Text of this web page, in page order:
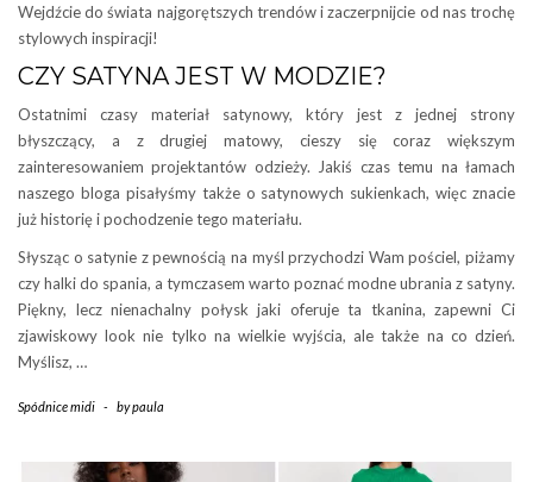
Wejdźcie do świata najgorętszych trendów i zaczerpnijcie od nas trochę
stylowych inspiracji!
CZY SATYNA JEST W MODZIE?
Ostatnimi czasy materiał satynowy, który jest z jednej strony
błyszczący, a z drugiej matowy, cieszy się coraz większym
zainteresowaniem projektantów odzieży. Jakiś czas temu na łamach
naszego bloga pisałyśmy także o satynowych sukienkach, więc znacie
już historię i pochodzenie tego materiału.
Słysząc o satynie z pewnością na myśl przychodzi Wam pościel, piżamy
czy halki do spania, a tymczasem warto poznać modne ubrania z satyny.
Piękny, lecz nienachalny połysk jaki oferuje ta tkanina, zapewni Ci
zjawiskowy look nie tylko na wielkie wyjścia, ale także na co dzień.
Myślisz, …
Spódnice midi - bypaula